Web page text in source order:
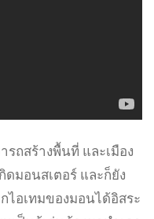
รถสร้างพื้นที่ และเมือง
ดมอนสเตอร์ และก็ยัง
ไอเทมของมอนได้อิสระ